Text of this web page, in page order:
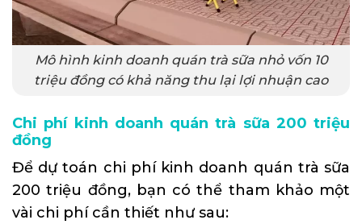
Mô hình kinh doanh quán trà sữa nhỏ vốn 10
triệu đồng có khả năng thu lại lợi nhuận cao
Chi phí kinh doanh quán trà sữa 200 triệu
đồng
Để dự toán chi phí kinh doanh quán trà sữa
200 triệu đồng, bạn có thể tham khảo một
vài chi phí cần thiết như sau: